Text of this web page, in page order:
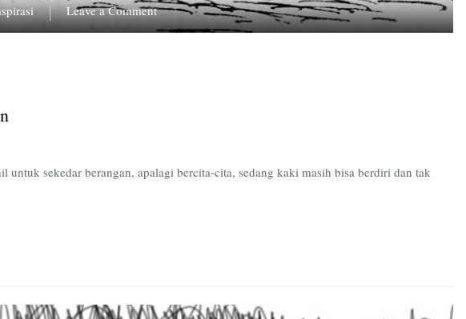
Leave a Commenton
Penghianatan
untuk sekedar berangan, apalagi bercita-cita, sedang kaki masih bisa berdiri dan tak